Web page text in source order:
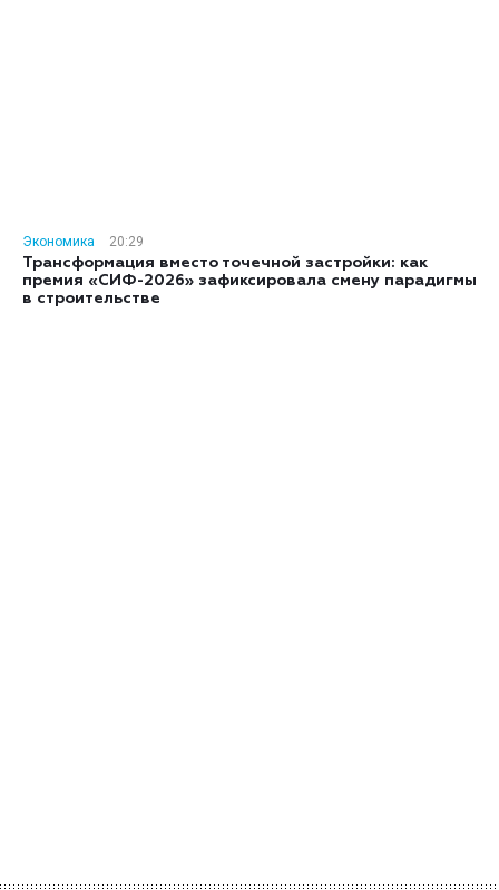
Экономика
20:29
Трансформация вместо точечной застройки: как
премия «СИФ-2026» зафиксировала смену парадигмы
в строительстве